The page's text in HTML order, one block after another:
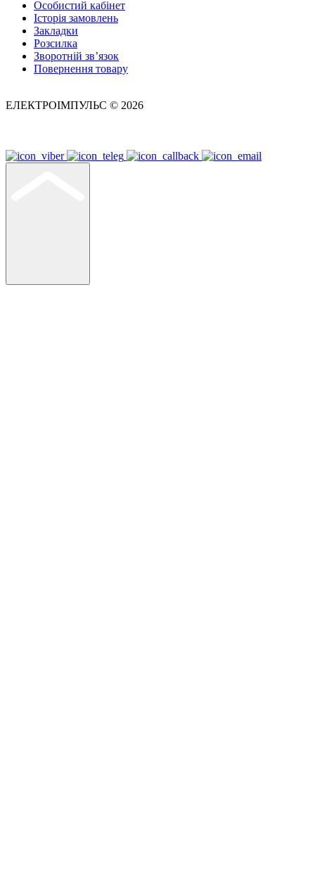
Особистий кабінет
Історія замовлень
Закладки
Розсилка
Зворотній зв’язок
Повернення товару
ЕЛЕКТРОІМПУЛЬС © 2026